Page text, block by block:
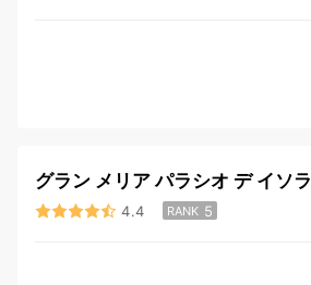
グラン メリア パラシオ デ イソラ
4.4 RANK 5